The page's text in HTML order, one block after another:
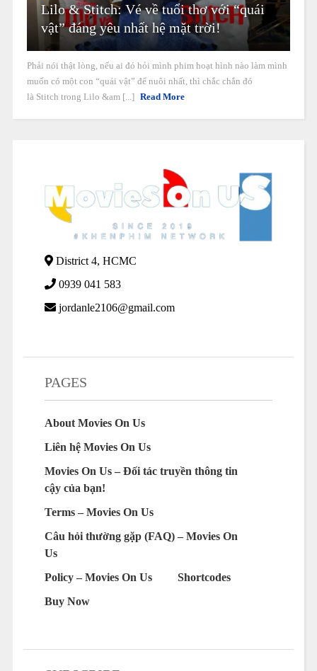
Lilo & Stitch: Vé về tuổi thơ với “quái
vật” đáng yêu nhất hệ mặt trời!
Phải nói thật lòng, nếu ai đó hỏi mình phim hoạt hình nào làm mình
muốn có một con “quái vật” để nuôi nhất, thì chắc chắn đó
là Stitch trong Lilo &am [...] Read More
District 4, HCMC
0939 041 583
jordanle2106@gmail.com
PAGES
About Movies On Us
Liên hệ Movies On Us
Movies On Us – Đối tác truyền thông tin
cậy của bạn!
Terms – Movies On Us
Câu hỏi thường gặp (FAQ) – Movies On
Us
Policy – Movies On Us
Shortcodes
Buy Now